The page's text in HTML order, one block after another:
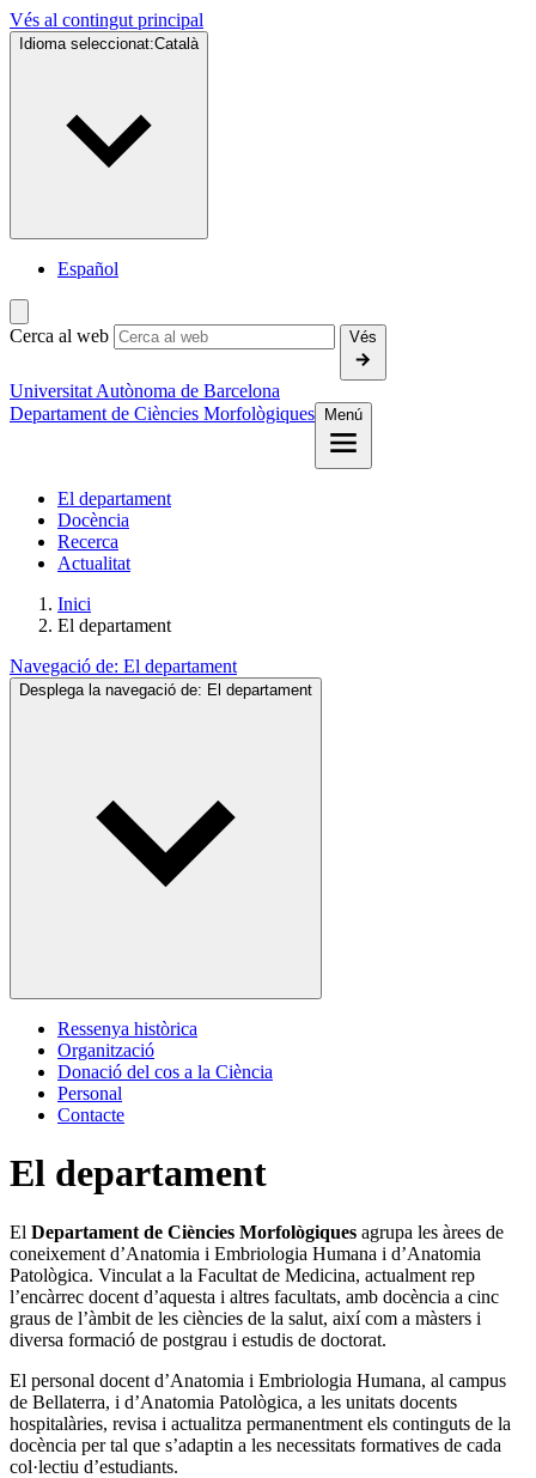
Vés al contingut principal
Idioma seleccionat:Català
Español
Cerca al web Vés
Universitat Autònoma de Barcelona
Departament de Ciències Morfològiques
Menú
El departament
Docència
Recerca
Actualitat
Inici
El departament
Navegació de: El departament
Desplega la navegació de: El departament
Ressenya històrica
Organització
Donació del cos a la Ciència
Personal
Contacte
El departament
El Departament de Ciències Morfològiques agrupa les àrees de
coneixement d’Anatomia i Embriologia Humana i d’Anatomia
Patològica. Vinculat a la Facultat de Medicina, actualment rep
l’encàrrec docent d’aquesta i altres facultats, amb docència a cinc
graus de l’àmbit de les ciències de la salut, així com a màsters i
diversa formació de postgrau i estudis de doctorat.
El personal docent d’Anatomia i Embriologia Humana, al campus
de Bellaterra, i d’Anatomia Patològica, a les unitats docents
hospitalàries, revisa i actualitza permanentment els continguts de la
docència per tal que s’adaptin a les necessitats formatives de cada
col·lectiu d’estudiants.